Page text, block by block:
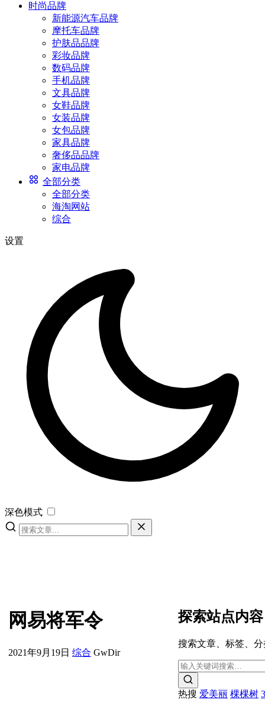
时尚品牌
新能源汽车品牌
摩托车品牌
护肤品品牌
彩妆品牌
数码品牌
手机品牌
文具品牌
女鞋品牌
女装品牌
女包品牌
家具品牌
奢侈品品牌
家电品牌
全部分类
全部分类
海淘网站
综合
设置
深色模式
网易将军令
2021年9月19日 综合 GwDir
探索站点内容
搜索文章、标签、分
热搜 爱美丽 棵棵树